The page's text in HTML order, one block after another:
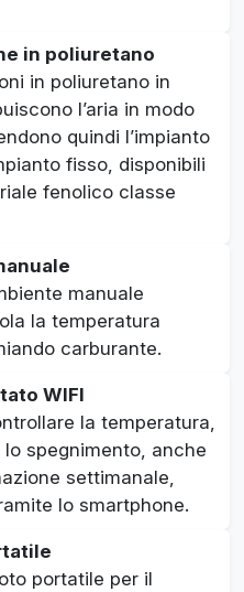
in poliuretano
in poliuretano in
l’aria in modo
quindi l’impianto
fisso, disponibili
fenolico classe
manuale
la temperatura
carburante.
WIFI
la temperatura,
lo spegnimento, anche
settimanale,
lo smartphone.
portatile per il